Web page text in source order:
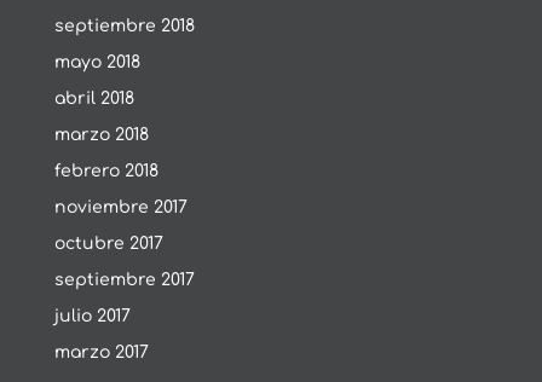
septiembre 2018
mayo 2018
abril 2018
marzo 2018
febrero 2018
noviembre 2017
octubre 2017
septiembre 2017
julio 2017
marzo 2017